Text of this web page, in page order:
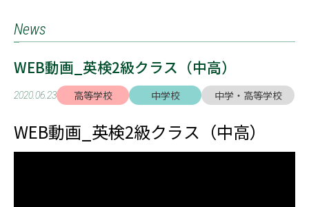
News
WEB動画_英検2級クラス（中高）
2020.06.23 高等学校 中学校 中学・高等学校
WEB動画_英検2級クラス（中高）